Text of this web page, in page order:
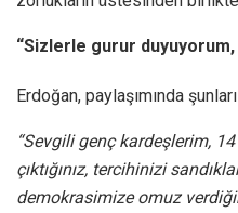
“Sizlerle gurur
Erdoğan, paylaşımında
“Sevgili genç kardeşlerim,
çıktığınız, tercihinizi
demokrasimize omuz